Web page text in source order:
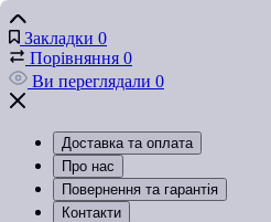
Закладки 0
Порівняння 0
Ви переглядали 0
Доставка та оплата
Про нас
Повернення та гарантія
Контакти